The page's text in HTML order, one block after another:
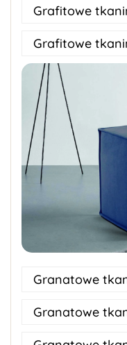
Grafitowe
Grafitowe
Granatowe
Granatowe